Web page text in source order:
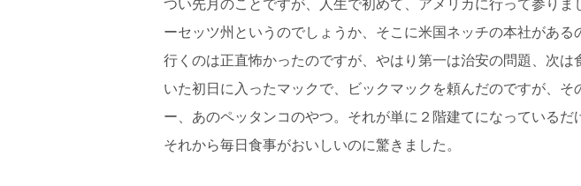
つい先月のことですが、人生で初めて、アメリカに行って参り
ーセッツ州というのでしょうか、そこに米国ネッチの本社がある
行くのは正直怖かったのですが、やはり第一は治安の問題、次
いた初日に入ったマックで、ビックマックを頼んだのですが、
ー、あのペッタンコのやつ。それが単に２階建てになっている
それから毎日食事がおいしいのに驚きました。